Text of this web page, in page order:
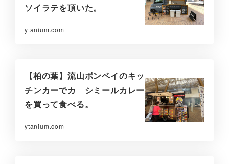
ソイラテを頂いた。
ytanium.com
【柏の葉】流山ボンベイのキッ
チンカーでカ シミールカレー
を買って食べる。
ytanium.com